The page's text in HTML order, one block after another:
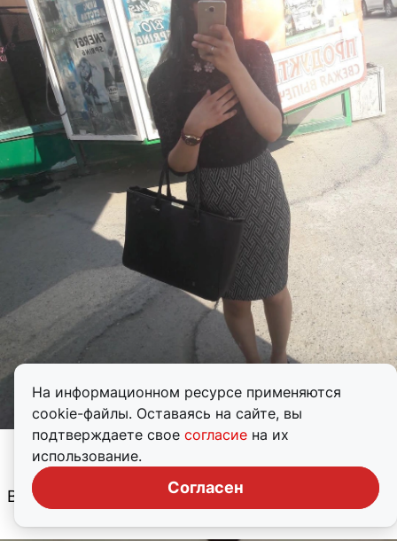
На информационном ресурсе применяются
cookie-файлы. Оставаясь на сайте, вы
подтверждаете свое согласие на их
использование.
Согласен
Источник: senoritasaeva / Instagram.com*
Вот как выглядит Дина в настоящий момент: